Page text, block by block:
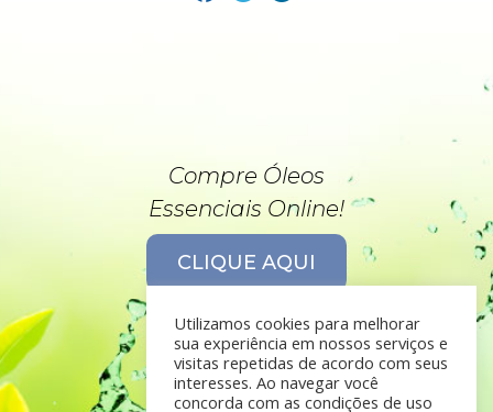
Compre Óleos
Essenciais Online!
CLIQUE AQUI
Utilizamos cookies para melhorar
sua experiência em nossos serviços e
visitas repetidas de acordo com seus
interesses. Ao navegar você
concorda com as condições de uso